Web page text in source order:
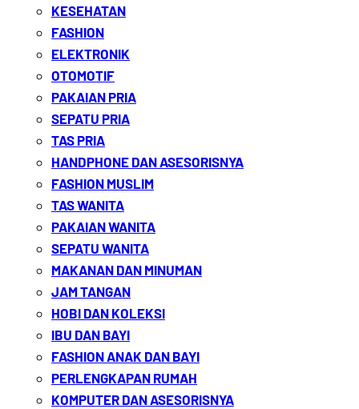
KESEHATAN
FASHION
ELEKTRONIK
OTOMOTIF
PAKAIAN PRIA
SEPATU PRIA
TAS PRIA
HANDPHONE DAN ASESORISNYA
FASHION MUSLIM
TAS WANITA
PAKAIAN WANITA
SEPATU WANITA
MAKANAN DAN MINUMAN
JAM TANGAN
HOBI DAN KOLEKSI
IBU DAN BAYI
FASHION ANAK DAN BAYI
PERLENGKAPAN RUMAH
KOMPUTER DAN ASESORISNYA